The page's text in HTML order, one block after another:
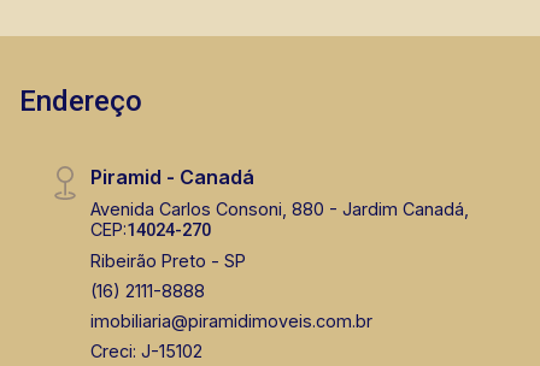
Endereço
Piramid - Canadá
Avenida Carlos Consoni, 880 - Jardim Canadá,
CEP:14024-270
Ribeirão Preto - SP
(16) 2111-8888
imobiliaria@piramidimoveis.com.br
Creci: J-15102